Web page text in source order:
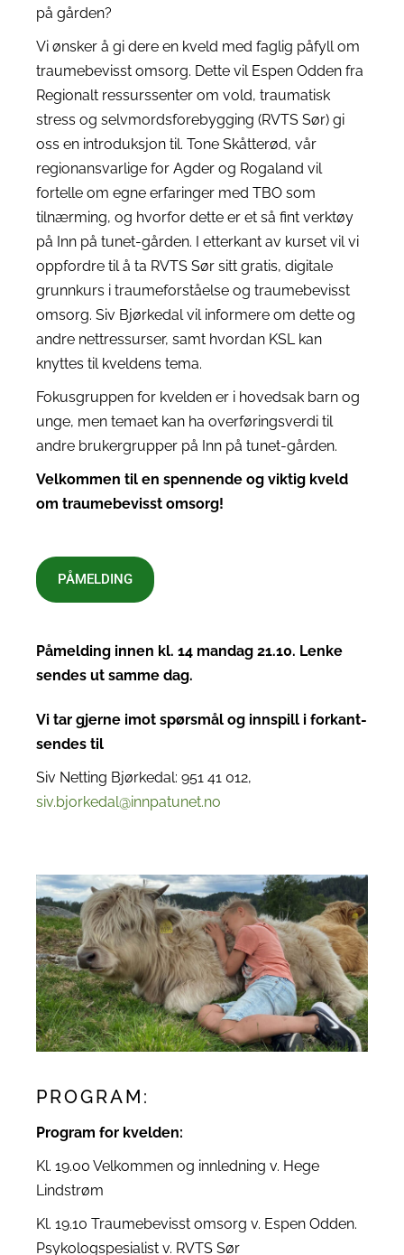
på gården?
Vi ønsker å gi dere en kveld med faglig påfyll om
traumebevisst omsorg. Dette vil Espen Odden fra
Regionalt ressurssenter om vold, traumatisk
stress og selvmordsforebygging (RVTS Sør) gi
oss en introduksjon til. Tone Skåtterød, vår
regionansvarlige for Agder og Rogaland vil
fortelle om egne erfaringer med TBO som
tilnærming, og hvorfor dette er et så fint verktøy
på Inn på tunet-gården. I etterkant av kurset vil vi
oppfordre til å ta RVTS Sør sitt gratis, digitale
grunnkurs i traumeforståelse og traumebevisst
omsorg. Siv Bjørkedal vil informere om dette og
andre nettressurser, samt hvordan KSL kan
knyttes til kveldens tema.
Fokusgruppen for kvelden er i hovedsak barn og
unge, men temaet kan ha overføringsverdi til
andre brukergrupper på Inn på tunet-gården.
Velkommen til en spennende og viktig kveld
om traumebevisst omsorg!
PÅMELDING
Påmelding innen kl. 14 mandag 21.10. Lenke
sendes ut samme dag.
Vi tar gjerne imot spørsmål og innspill i forkant-
sendes til
Siv Netting Bjørkedal: 951 41 012,
siv.bjorkedal@innpatunet.no
PROGRAM:
Program for kvelden:
Kl. 19.00 Velkommen og innledning v. Hege
Lindstrøm
Kl. 19.10 Traumebevisst omsorg v. Espen Odden.
Psykologspesialist v. RVTS Sør